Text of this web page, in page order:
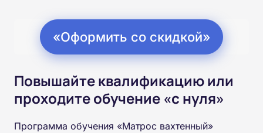
«Оформить со скидкой»
Повышайте квалификацию или
проходите обучение «с нуля»
Программа обучения «Матрос вахтенный»